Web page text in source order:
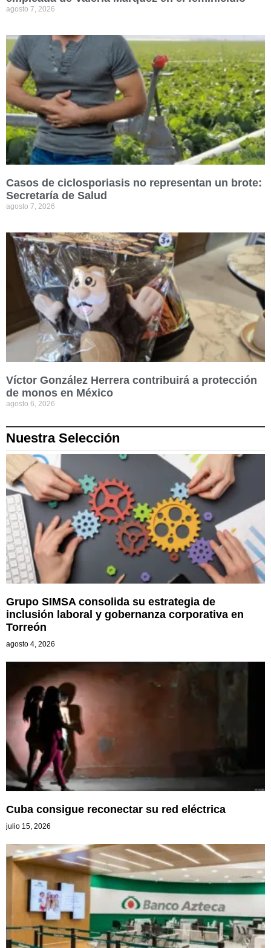
agosto 7, 2026
Casos de ciclosporiasis no representan un brote:
Secretaría de Salud
agosto 7, 2026
Víctor González Herrera contribuirá a protección
de monos en México
agosto 6, 2026
Nuestra Selección
Grupo SIMSA consolida su estrategia de
inclusión laboral y gobernanza corporativa en
Torreón
agosto 4, 2026
Cuba consigue reconectar su red eléctrica
julio 15, 2026